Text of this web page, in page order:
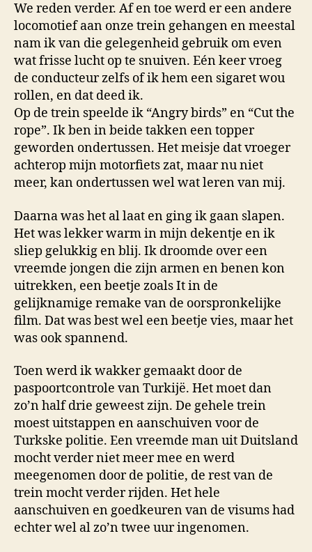
We reden verder. Af en toe werd er een andere
locomotief aan onze trein gehangen en meestal
nam ik van die gelegenheid gebruik om even
wat frisse lucht op te snuiven. Eén keer vroeg
de conducteur zelfs of ik hem een sigaret wou
rollen, en dat deed ik.
Op de trein speelde ik “Angry birds” en “Cut the
rope”. Ik ben in beide takken een topper
geworden ondertussen. Het meisje dat vroeger
achterop mijn motorfiets zat, maar nu niet
meer, kan ondertussen wel wat leren van mij.
Daarna was het al laat en ging ik gaan slapen.
Het was lekker warm in mijn dekentje en ik
sliep gelukkig en blij. Ik droomde over een
vreemde jongen die zijn armen en benen kon
uitrekken, een beetje zoals It in de
gelijknamige remake van de oorspronkelijke
film. Dat was best wel een beetje vies, maar het
was ook spannend.
Toen werd ik wakker gemaakt door de
paspoortcontrole van Turkijë. Het moet dan
zo’n half drie geweest zijn. De gehele trein
moest uitstappen en aanschuiven voor de
Turkske politie. Een vreemde man uit Duitsland
mocht verder niet meer mee en werd
meegenomen door de politie, de rest van de
trein mocht verder rijden. Het hele
aanschuiven en goedkeuren van de visums had
echter wel al zo’n twee uur ingenomen.